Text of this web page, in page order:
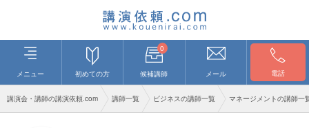
メニュー 初めての方
0
候補講師 メール 電話
講演会・講師の講演依頼.com 講師一覧 ビジネスの講師一覧 マネージメントの講師一